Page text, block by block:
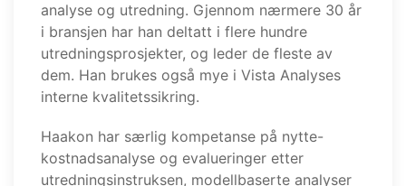
analyse og utredning. Gjennom nærmere 30 år
i bransjen har han deltatt i flere hundre
utredningsprosjekter, og leder de fleste av
dem. Han brukes også mye i Vista Analyses
interne kvalitetssikring.
Haakon har særlig kompetanse på nytte-
kostnadsanalyse og evalueringer etter
utredningsinstruksen, modellbaserte analyser